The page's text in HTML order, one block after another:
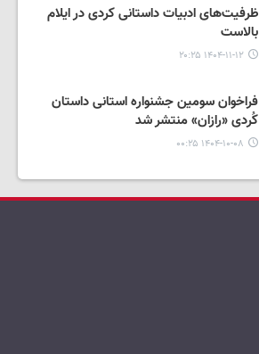
ظرفیت‌های ادبیات داستانی کردی در ایلام
بالاست
۱۴۰۴-۱۱-۱۲ ۲۰:۲۵
فراخوان سومین جشنواره استانی داستان
کُردی «رازان» منتشر شد
۱۴۰۴-۱۰-۰۸ ۰۰:۲۵